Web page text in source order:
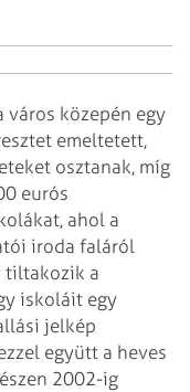
város közepén egy
emeltetett,
osztanak, míg
eurós
ahol a
iroda faláról
tiltakozik a
iskoláit egy
jelkép
együtt a heves
2002-ig